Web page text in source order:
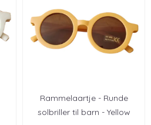
Rammelaartje - Runde
solbriller til barn - Yellow